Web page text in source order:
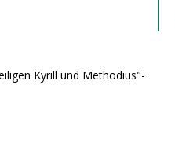
Kyrill und Methodius"-